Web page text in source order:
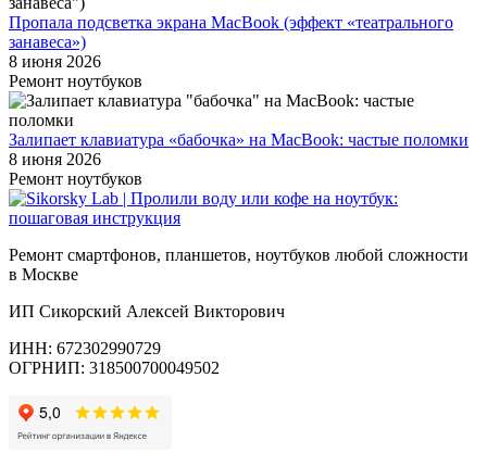
Пропала подсветка экрана MacBook (эффект «театрального
занавеса»)
8 июня 2026
Ремонт ноутбуков
Залипает клавиатура «бабочка» на MacBook: частые поломки
8 июня 2026
Ремонт ноутбуков
Ремонт смартфонов, планшетов, ноутбуков любой сложности
в Москве
ИП Сикорский Алексей Викторович
ИНН: 672302990729
ОГРНИП: 318500700049502